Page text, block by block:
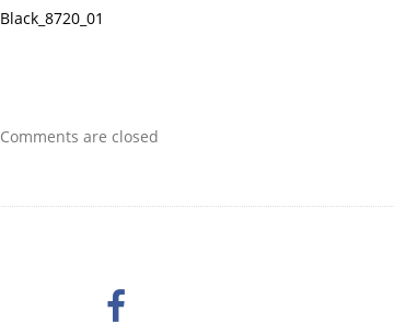
Black_8720_01
Comments are closed